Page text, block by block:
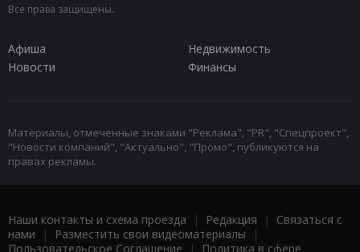
Все права защищены.
Афиша
Недвижимость
Новости
Финансы
Материалы, отмеченные знаками "Реклама", "PR", "Спецпроект",
"Новости компаний", "Актуально", "Промо", публикуются на
правах рекламы.
Наши контакты и схема проезда | Редакция | Связаться с
нами | Разместить свои видеоматериалы |
Пользовательское Соглашение | Политика в сфере